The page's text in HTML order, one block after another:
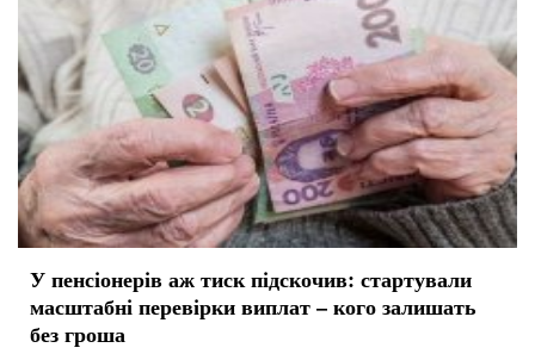
У пенсіонерів аж тиск підскочив: стартували
масштабні перевірки виплат – кого залишать
без гроша